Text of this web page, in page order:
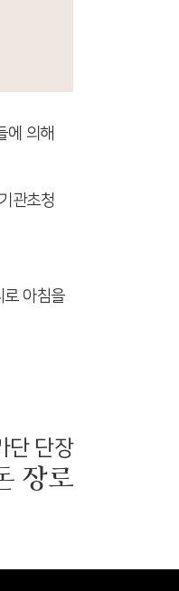
에 의해
관초청
로 아침을
단 단장
장로